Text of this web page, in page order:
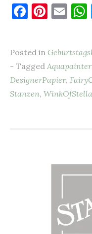
F
e
b
o
Pi
es
t
E
l
p
Posted in
- Tagged Aquapainter
DesignerPapier,
Stanzen, WinkOfStella